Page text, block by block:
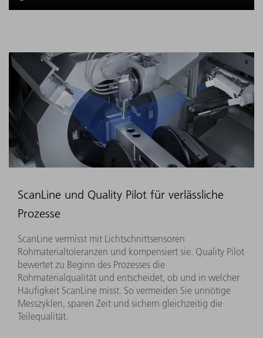
ScanLine und Quality Pilot für verlässliche
Prozesse​
ScanLine vermisst mit Lichtschnittsensoren
Rohmaterialtoleranzen und kompensiert sie. Quality Pilot
bewertet zu Beginn des Prozesses die
Rohmaterialqualität und entscheidet, ob und in welcher
Häufigkeit ScanLine misst. So vermeiden Sie unnötige
Messzyklen, sparen Zeit und sichern gleichzeitig die
Teilequalität.